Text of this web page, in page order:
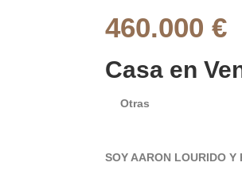
460.000 €
Casa en
Otras
SOY AARON LOURIDO Y